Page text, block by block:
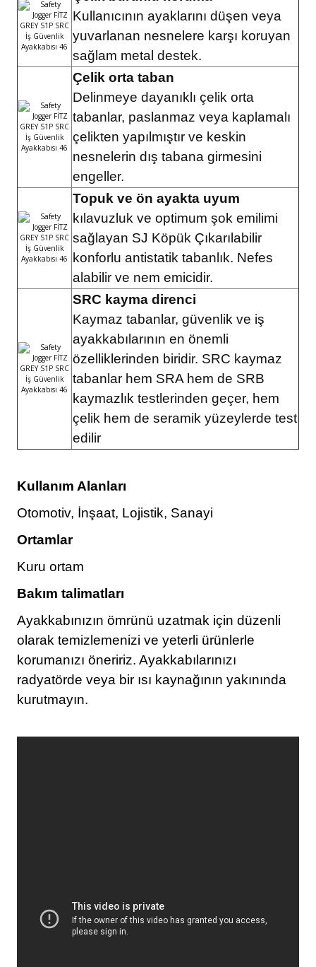
Kullanıcının ayaklarını düşen veya
yuvarlanan nesnelere karşı koruyan
sağlam metal destek.
Çelik orta taban
Delinmeye dayanıklı çelik orta
tabanlar, paslanmaz veya kaplamalı
çelikten yapılmıştır ve keskin
nesnelerin dış tabana girmesini
engeller.
Topuk ve ön ayakta uyum
kılavuzluk ve optimum şok emilimi
sağlayan SJ Köpük Çıkarılabilir
konforlu antistatik tabanlık. Nefes
alabilir ve nem emicidir.
SRC kayma direnci
Kaymaz tabanlar, güvenlik ve iş
ayakkabılarının en önemli
özelliklerinden biridir. SRC kaymaz
tabanlar hem SRA hem de SRB
kaymazlık testlerinden geçer, hem
çelik hem de seramik yüzeylerde test
edilir
Kullanım Alanları
Otomotiv, İnşaat, Lojistik, Sanayi
Ortamlar
Kuru ortam
Bakım talimatları
Ayakkabınızın ömrünü uzatmak için düzenli
olarak temizlemenizi ve yeterli ürünlerle
korumanızı öneririz. Ayakkabılarınızı
radyatörde veya bir ısı kaynağının yakınında
kurutmayın.